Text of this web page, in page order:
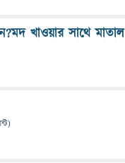
খাওয়ার সাথে মাতাল